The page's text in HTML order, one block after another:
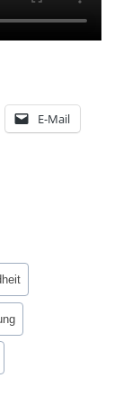
E-Mail